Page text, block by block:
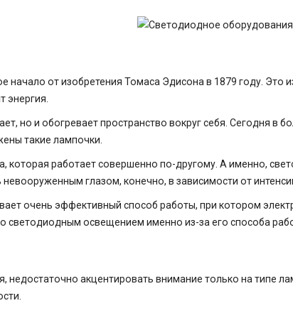
начало от изобретения Томаса Эдисона в 1879 году. Это
энергия.
но и обогревает пространство вокруг себя. Сегодня в
такие лампочки.
которая работает совершенно по-другому. А именно,
глазом, конечно, в зависимости от
очень эффективный способ работы, при котором
освещением именно из-за его способа
акцентировать внимание только на типе